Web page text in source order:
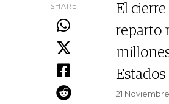
SHARE
El
reparto
21